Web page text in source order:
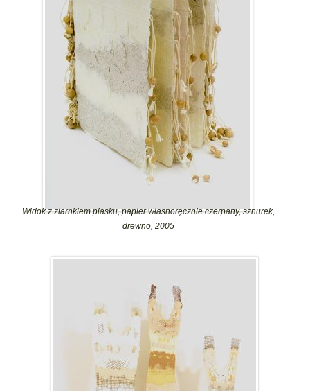
Widok z ziarnkiem piasku, papier własnoręcznie czerpany, sznurek,
drewno, 2005